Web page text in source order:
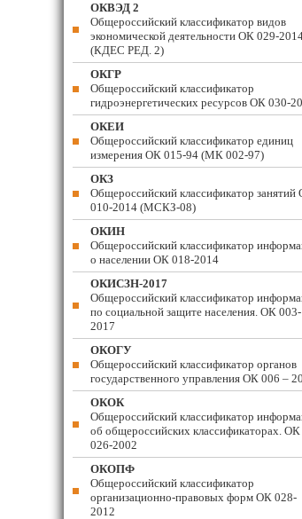
ОКВЭД 2
Общероссийский классификатор видов
экономической деятельности ОК 029-
(КДЕС РЕД. 2)
ОКГР
Общероссийский классификатор
гидроэнергетических ресурсов ОК 030-
ОКЕИ
Общероссийский классификатор единиц
измерения ОК 015-94 (МК 002-97)
ОКЗ
Общероссийский классификатор занятий
010-2014 (МСКЗ-08)
ОКИН
Общероссийский классификатор
о населении ОК 018-2014
ОКИСЗН-2017
Общероссийский классификатор
по социальной защите населения. ОК 003-
2017
ОКОГУ
Общероссийский классификатор органов
государственного управления ОК 006 –
ОКОК
Общероссийский классификатор
об общероссийских классификаторах. ОК
026-2002
ОКОПФ
Общероссийский классификатор
организационно-правовых форм ОК 028-
2012